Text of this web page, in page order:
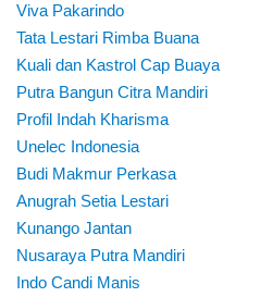
Viva Pakarindo
Tata Lestari Rimba Buana
Kuali dan Kastrol Cap Buaya
Putra Bangun Citra Mandiri
Profil Indah Kharisma
Unelec Indonesia
Budi Makmur Perkasa
Anugrah Setia Lestari
Kunango Jantan
Nusaraya Putra Mandiri
Indo Candi Manis